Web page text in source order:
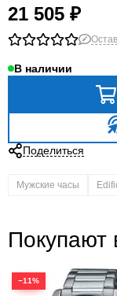
21 505 ₽
В наличии
Поделиться
Мужские часы
Покупают
−11%